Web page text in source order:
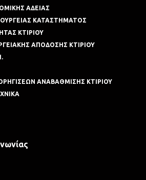
ΑΔΕΙΑΣ
ΚΑΤΑΣΤΗΜΑΤΟΣ
ΚΤΙΡΙΟΥ
ΑΠΟΔΟΣΗΣ ΚΤΙΡΙΟΥ
ΑΝΑΒΑΘΜΙΣΗΣ ΚΤΙΡΙΟΥ